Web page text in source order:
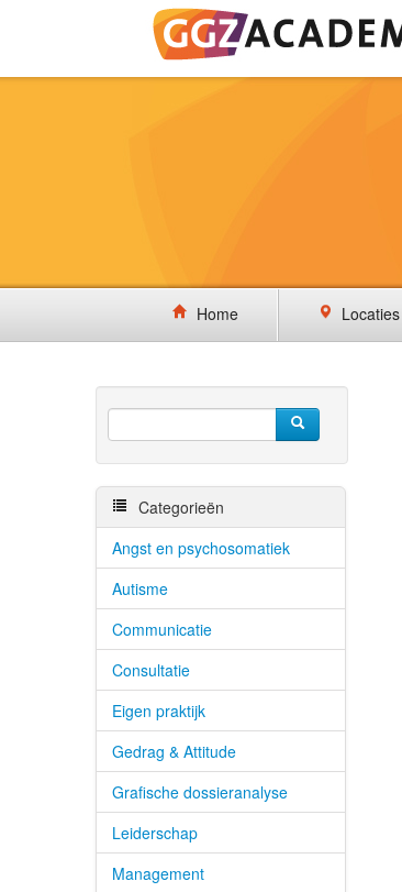
Home Locaties
Categorieën
Angst en psychosomatiek
Autisme
Communicatie
Consultatie
Eigen praktijk
Gedrag & Attitude
Grafische dossieranalyse
Leiderschap
Management